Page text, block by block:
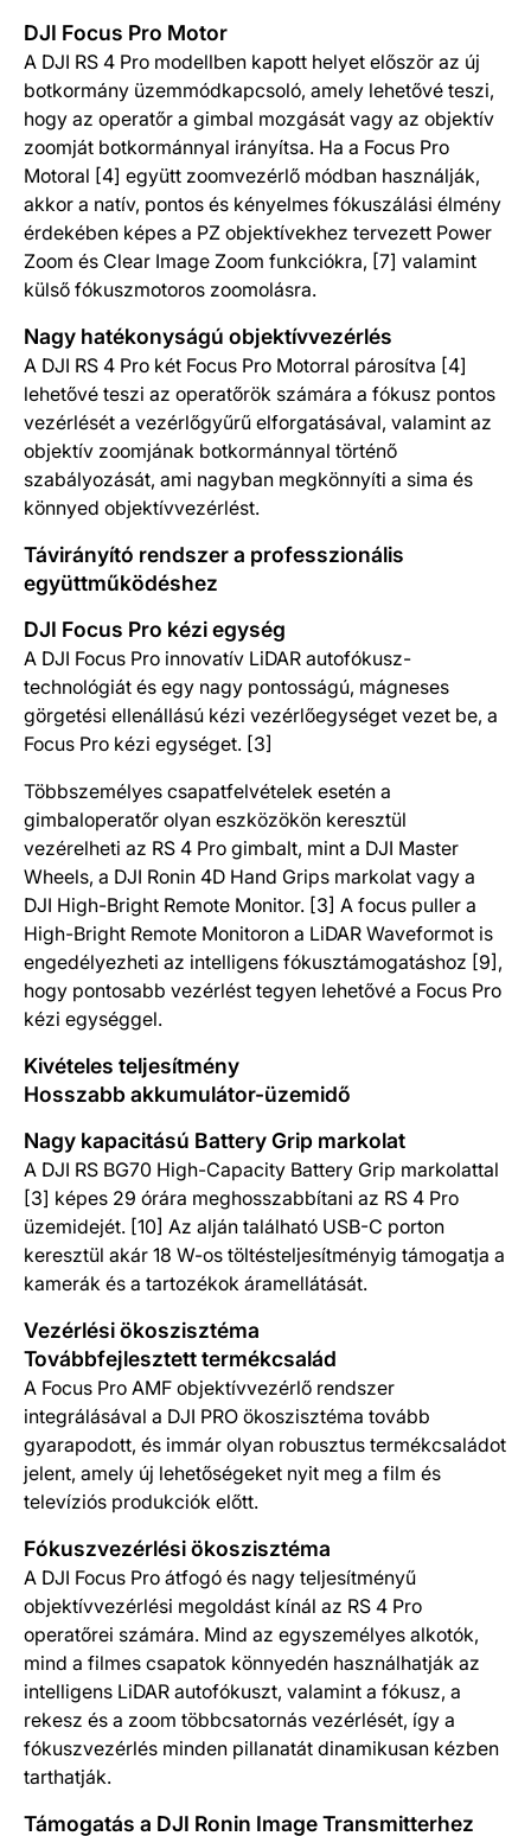
DJI Focus Pro Motor
A DJI RS 4 Pro modellben kapott helyet először az új
botkormány üzemmódkapcsoló, amely lehetővé teszi,
hogy az operatőr a gimbal mozgását vagy az objektív
zoomját botkormánnyal irányítsa. Ha a Focus Pro
Motoral [4] együtt zoomvezérlő módban használják,
akkor a natív, pontos és kényelmes fókuszálási élmény
érdekében képes a PZ objektívekhez tervezett Power
Zoom és Clear Image Zoom funkciókra, [7] valamint
külső fókuszmotoros zoomolásra.
Nagy hatékonyságú objektívvezérlés
A DJI RS 4 Pro két Focus Pro Motorral párosítva [4]
lehetővé teszi az operatőrök számára a fókusz pontos
vezérlését a vezérlőgyűrű elforgatásával, valamint az
objektív zoomjának botkormánnyal történő
szabályozását, ami nagyban megkönnyíti a sima és
könnyed objektívvezérlést.
Távirányító rendszer a professzionális
együttműködéshez
DJI Focus Pro kézi egység
A DJI Focus Pro innovatív LiDAR autofókusz-
technológiát és egy nagy pontosságú, mágneses
görgetési ellenállású kézi vezérlőegységet vezet be, a
Focus Pro kézi egységet. [3]
Többszemélyes csapatfelvételek esetén a
gimbaloperatőr olyan eszközökön keresztül
vezérelheti az RS 4 Pro gimbalt, mint a DJI Master
Wheels, a DJI Ronin 4D Hand Grips markolat vagy a
DJI High-Bright Remote Monitor. [3] A focus puller a
High-Bright Remote Monitoron a LiDAR Waveformot is
engedélyezheti az intelligens fókusztámogatáshoz [9],
hogy pontosabb vezérlést tegyen lehetővé a Focus Pro
kézi egységgel.
Kivételes teljesítmény
Hosszabb akkumulátor-üzemidő
Nagy kapacitású Battery Grip markolat
A DJI RS BG70 High-Capacity Battery Grip markolattal
[3] képes 29 órára meghosszabbítani az RS 4 Pro
üzemidejét. [10] Az alján található USB-C porton
keresztül akár 18 W-os töltésteljesítményig támogatja a
kamerák és a tartozékok áramellátását.
Vezérlési ökoszisztéma
Továbbfejlesztett termékcsalád
A Focus Pro AMF objektívvezérlő rendszer
integrálásával a DJI PRO ökoszisztéma tovább
gyarapodott, és immár olyan robusztus termékcsaládot
jelent, amely új lehetőségeket nyit meg a film és
televíziós produkciók előtt.
Fókuszvezérlési ökoszisztéma
A DJI Focus Pro átfogó és nagy teljesítményű
objektívvezérlési megoldást kínál az RS 4 Pro
operatőrei számára. Mind az egyszemélyes alkotók,
mind a filmes csapatok könnyedén használhatják az
intelligens LiDAR autofókuszt, valamint a fókusz, a
rekesz és a zoom többcsatornás vezérlését, így a
fókuszvezérlés minden pillanatát dinamikusan kézben
tarthatják.
Támogatás a DJI Ronin Image Transmitterhez